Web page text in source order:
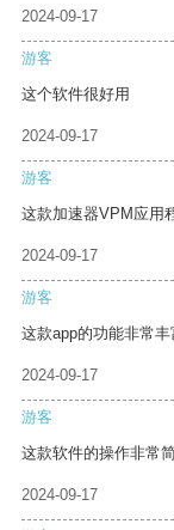
2024-09-17
游客
这个软件很好用
2024-09-17
游客
这款加速器VPM应用
2024-09-17
游客
这款app的功能非常丰
2024-09-17
游客
这款软件的操作非常
2024-09-17